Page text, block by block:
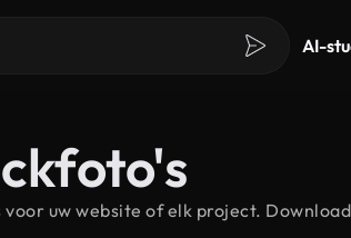
AI-
uw website of elk project.